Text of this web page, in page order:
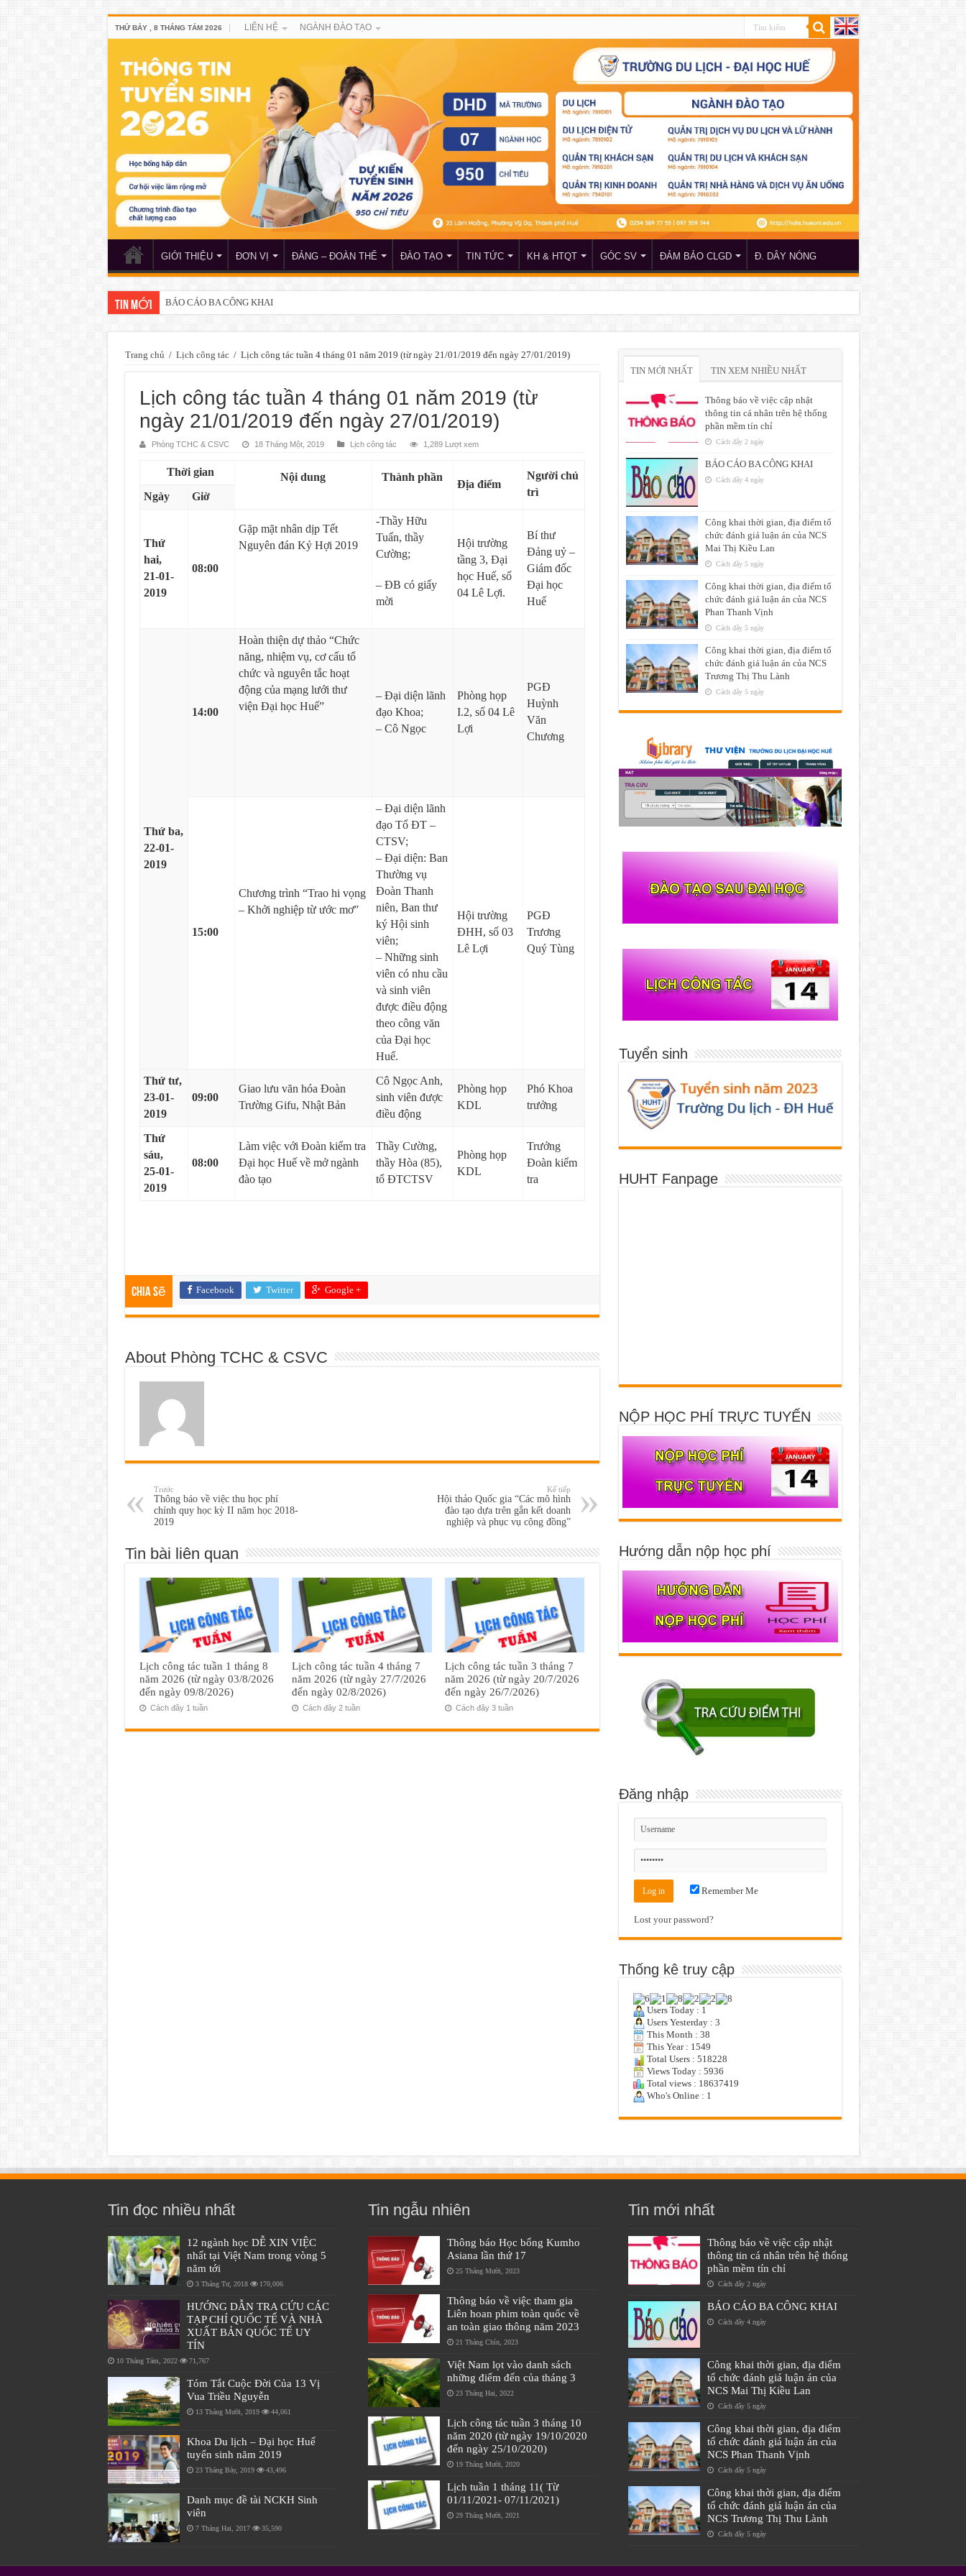
THỨ BẢY , 8 THÁNG TÁM 2026 LIÊN HỆ NGÀNH ĐÀO TẠO
GIỚI THIỆU ĐƠN VỊ ĐẢNG – ĐOÀN THỂ ĐÀO TẠO TIN TỨC KH & HTQT GÓC SV ĐẢM BẢO CLGD Đ. DÂY NÓNG
TIN MỚI BÁO CÁO BA CÔNG KHAI
Trang chủ / Lịch công tác / Lịch công tác tuần 4 tháng 01 năm 2019 (từ ngày 21/01/2019 đến ngày 27/01/2019)
Lịch công tác tuần 4 tháng 01 năm 2019 (từ
ngày 21/01/2019 đến ngày 27/01/2019)
Phòng TCHC & CSVC 18 Tháng Một, 2019 Lịch công tác 1,289 Lượt xem
Thời gian Nội dung Thành phần
Địa điểm
Người chủ
trì
Ngày Giờ
Thứ
hai,
21-01-
2019
08:00
Gặp mặt nhân dịp Tết
Nguyên đán Kỷ Hợi 2019
-Thầy Hữu
Tuấn, thầy
Cường;
– ĐB có giấy
mời
Hội trường
tầng 3, Đại
học Huế, số
04 Lê Lợi.
Bí thư
Đảng uỷ –
Giám đốc
Đại học
Huế
Thứ ba,
22-01-
2019
14:00
Hoàn thiện dự thảo “Chức
năng, nhiệm vụ, cơ cấu tổ
chức và nguyên tắc hoạt
động của mạng lưới thư
viện Đại học Huế”
– Đại diện lãnh
đạo Khoa;
– Cô Ngọc
Phòng họp
I.2, số 04 Lê
Lợi
PGĐ
Huỳnh
Văn
Chương
15:00
Chương trình “Trao hi vọng
– Khởi nghiệp từ ước mơ”
– Đại diện lãnh
đạo Tổ ĐT –
CTSV;
– Đại diện: Ban
Thường vụ
Đoàn Thanh
niên, Ban thư
ký Hội sinh
viên;
– Những sinh
viên có nhu cầu
và sinh viên
được điều động
theo công văn
của Đại học
Huế.
Hội trường
ĐHH, số 03
Lê Lợi
PGĐ
Trương
Quý Tùng
Thứ tư,
23-01-
2019
09:00
Giao lưu văn hóa Đoàn
Trường Gifu, Nhật Bản
Cô Ngọc Anh,
sinh viên được
điều động
Phòng họp
KDL
Phó Khoa
trưởng
Thứ
sáu,
25-01-
2019
08:00
Làm việc với Đoàn kiểm tra
Đại học Huế về mở ngành
đào tạo
Thầy Cường,
thầy Hòa (85),
tổ ĐTCTSV
Phòng họp
KDL
Trưởng
Đoàn kiểm
tra
Chia sẽ Facebook Twitter Google +
About Phòng TCHC & CSVC
Trước
Thông báo về việc thu học phí
chính quy học kỳ II năm học 2018-
2019
Kế tiếp
Hội thảo Quốc gia “Các mô hình
đào tạo dựa trên gắn kết doanh
nghiệp và phục vụ cộng đồng”
Tin bài liên quan
Lịch công tác tuần 1 tháng 8
năm 2026 (từ ngày 03/8/2026
đến ngày 09/8/2026)
Cách đây 1 tuần
Lịch công tác tuần 4 tháng 7
năm 2026 (từ ngày 27/7/2026
đến ngày 02/8/2026)
Cách đây 2 tuần
Lịch công tác tuần 3 tháng 7
năm 2026 (từ ngày 20/7/2026
đến ngày 26/7/2026)
Cách đây 3 tuần
TIN MỚI NHẤT TIN XEM NHIỀU NHẤT
Thông báo về việc cập nhật
thông tin cá nhân trên hệ thống
phần mềm tín chỉ
Cách đây 2 ngày
BÁO CÁO BA CÔNG KHAI
Cách đây 4 ngày
Công khai thời gian, địa điểm tổ
chức đánh giá luận án của NCS
Mai Thị Kiều Lan
Cách đây 5 ngày
Công khai thời gian, địa điểm tổ
chức đánh giá luận án của NCS
Phan Thanh Vịnh
Cách đây 5 ngày
Công khai thời gian, địa điểm tổ
chức đánh giá luận án của NCS
Trương Thị Thu Lành
Cách đây 5 ngày
Tuyển sinh
HUHT Fanpage
NỘP HỌC PHÍ TRỰC TUYẾN
Hướng dẫn nộp học phí
Đăng nhập
Remember Me
Lost your password?
Thống kê truy cập
Users Today : 1
Users Yesterday : 3
This Month : 38
This Year : 1549
Total Users : 518228
Views Today : 5936
Total views : 18637419
Who's Online : 1
Tin đọc nhiều nhất
12 ngành học DỄ XIN VIỆC
nhất tại Việt Nam trong vòng 5
năm tới
3 Tháng Tư, 2018 170,006
HƯỚNG DẪN TRA CỨU CÁC
TẠP CHÍ QUỐC TẾ VÀ NHÀ
XUẤT BẢN QUỐC TẾ UY
TÍN
10 Tháng Tám, 2022 71,767
Tóm Tắt Cuộc Đời Của 13 Vị
Vua Triều Nguyễn
13 Tháng Mười, 2019 44,061
Khoa Du lịch – Đại học Huế
tuyển sinh năm 2019
23 Tháng Bảy, 2019 43,496
Danh mục đề tài NCKH Sinh
viên
7 Tháng Hai, 2017 35,590
Tin ngẫu nhiên
Thông báo Học bổng Kumho
Asiana lần thứ 17
25 Tháng Mười, 2023
Thông báo về việc tham gia
Liên hoan phim toàn quốc về
an toàn giao thông năm 2023
21 Tháng Chín, 2023
Việt Nam lọt vào danh sách
những điểm đến của tháng 3
23 Tháng Hai, 2022
Lịch công tác tuần 3 tháng 10
năm 2020 (từ ngày 19/10/2020
đến ngày 25/10/2020)
19 Tháng Mười, 2020
Lịch tuần 1 tháng 11( Từ
01/11/2021- 07/11/2021)
29 Tháng Mười, 2021
Tin mới nhất
Thông báo về việc cập nhật
thông tin cá nhân trên hệ thống
phần mềm tín chỉ
Cách đây 2 ngày
BÁO CÁO BA CÔNG KHAI
Cách đây 4 ngày
Công khai thời gian, địa điểm
tổ chức đánh giá luận án của
NCS Mai Thị Kiều Lan
Cách đây 5 ngày
Công khai thời gian, địa điểm
tổ chức đánh giá luận án của
NCS Phan Thanh Vịnh
Cách đây 5 ngày
Công khai thời gian, địa điểm
tổ chức đánh giá luận án của
NCS Trương Thị Thu Lành
Cách đây 5 ngày